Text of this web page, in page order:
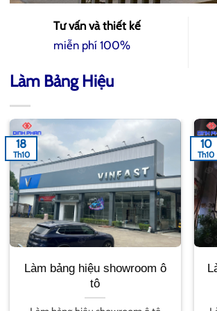
Tư vấn và thiết kế
miễn phí 100%
Làm Bảng Hiệu
Chữ inox sơn hấp nhiệt hiện
đại, thu hút khách hàng
26
Th9
25
Th9